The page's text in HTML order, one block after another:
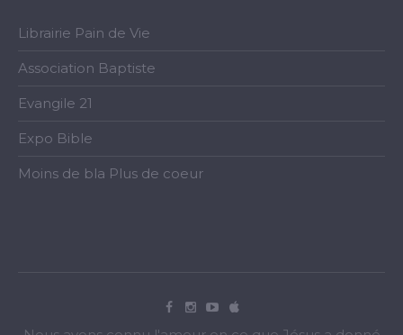
Librairie Pain de Vie
Association Baptiste
Evangile 21
Expo Bible
Moins de bla Plus de coeur